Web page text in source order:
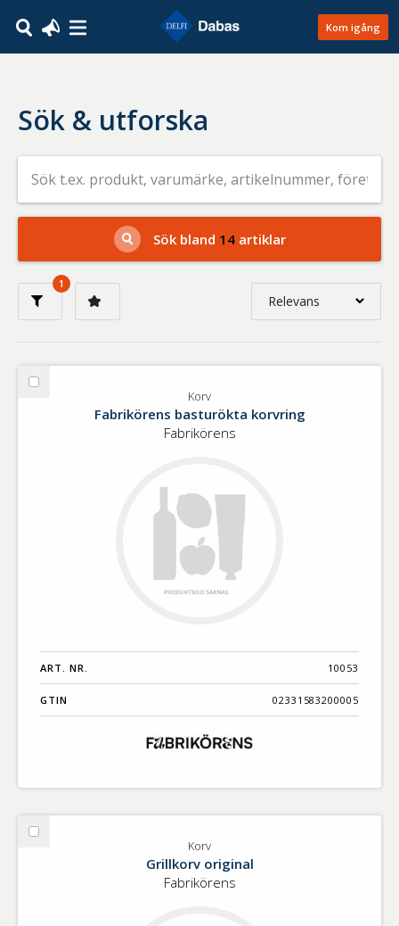
Kom igång
Sök & utforska
Sök
efter
livsmedel
på
t.ex.
produkt,
varumärke,
artikelnummer,
Sök bland 14artiklar
1
Relevans
Benämning A-
Välj
Korv
Fabrikörens basturökta korvring
Fabrikörens
ART. NR. 10053
GTIN 02331583200005
Välj
Korv
Grillkorv original
Fabrikörens